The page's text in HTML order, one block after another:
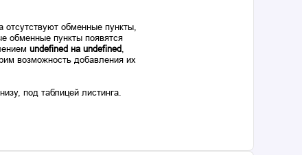
обменные пункты,
обменные пункты появятся
undefined на undefined,
возможность добавления их
под таблицей листинга.